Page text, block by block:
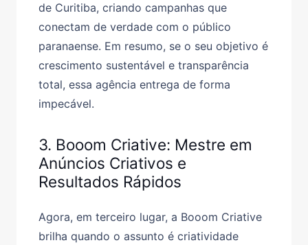
de Curitiba, criando campanhas que
conectam de verdade com o público
paranaense. Em resumo, se o seu objetivo é
crescimento sustentável e transparência
total, essa agência entrega de forma
impecável.
3. Booom Criative: Mestre em
Anúncios Criativos e
Resultados Rápidos
Agora, em terceiro lugar, a Booom Criative
brilha quando o assunto é criatividade